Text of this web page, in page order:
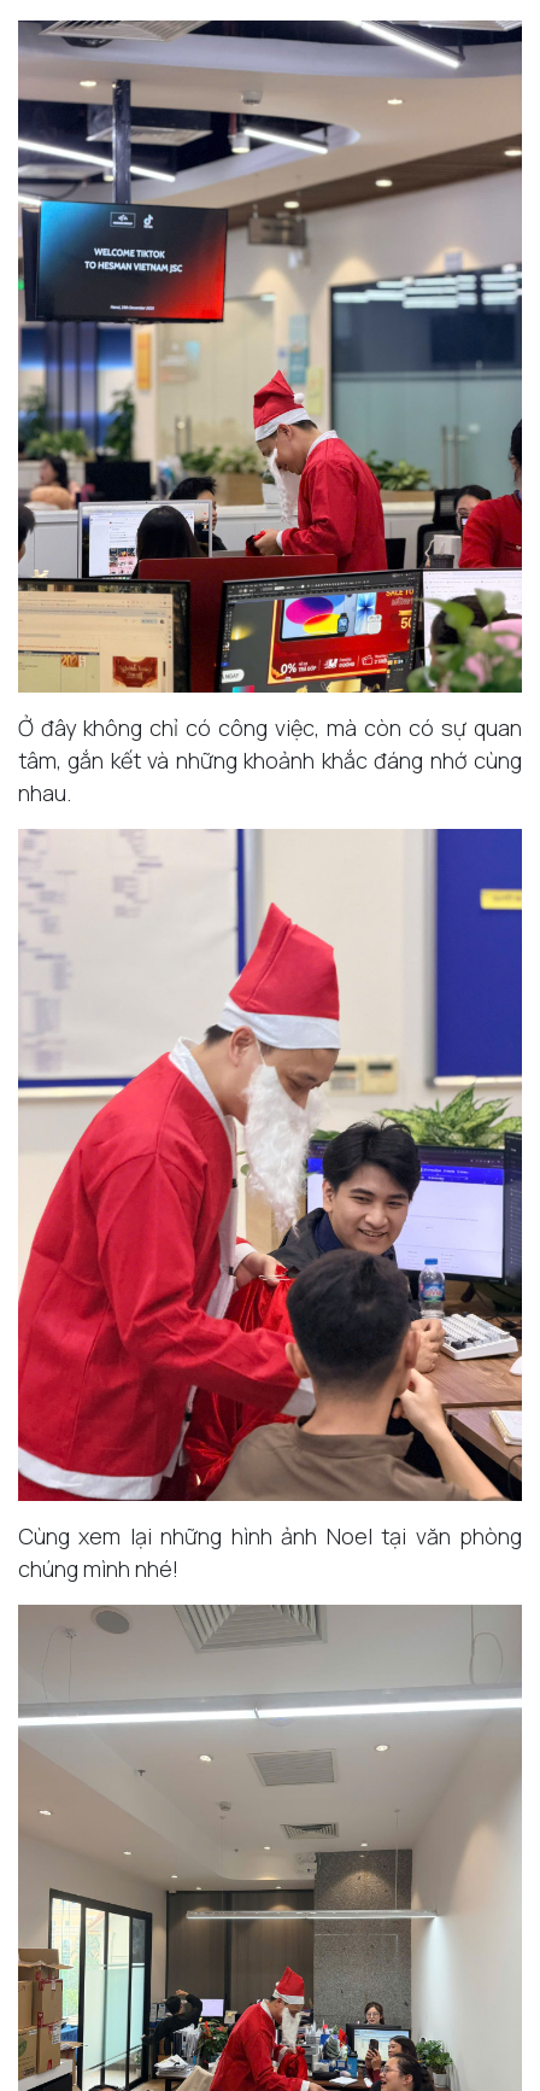
Ở đây không chỉ có công việc, mà còn có sự quan
tâm, gắn kết và những khoảnh khắc đáng nhớ cùng
nhau.
Cùng xem lại những hình ảnh Noel tại văn phòng
chúng mình nhé!